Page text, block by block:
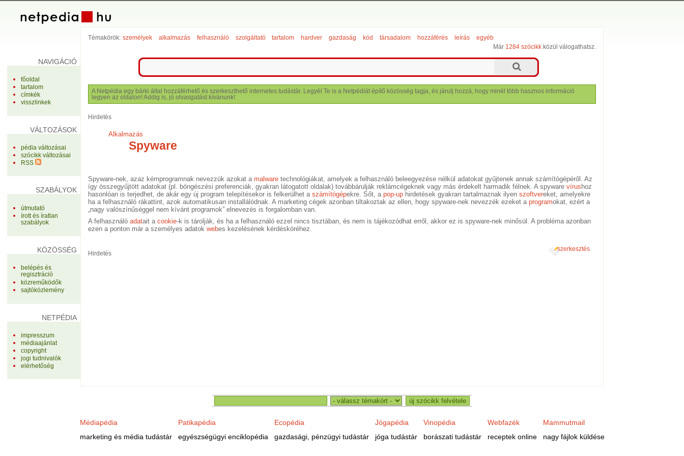
NAVIGÁCIÓ
főoldal
tartalom
címkék
visszlinkek
VÁLTOZÁSOK
pédia változásai
szócikk változásai
RSS
SZABÁLYOK
útmutató
írott és íratlan
szabályok
KÖZÖSSÉG
belépés és
regisztráció
közreműködők
sajtóközlemény
NETPÉDIA
impresszum
médiaajánlat
copyright
jogi tudnivalók
elérhetőség
Témakörök: személyek alkalmazás felhasználó szolgáltató tartalom hardver gazdaság kód társadalom hozzáférés leírás
egyéb
Már 1284 szócikkközül válogathatsz.
A Netpédia egy bárki által hozzáférhető és szerkeszthető internetes tudástár. Legyél Te is a Netpédiát építő közösség tagja, és járulj hozzá, hogy minél több hasznos információ
legyen az oldalon! Addig is, jó olvasgatást kívánunk!
Hirdetés
Alkalmazás
Spyware
Spyware-nek, azaz kémprogramnak nevezzük azokat amalware technológiákat, amelyek a felhasználó beleegyezése nélkül adatokat gyűjtenek annak számítógépéről. Az
így összegyűjtött adatokat (pl. böngészési preferenciák, gyakran látogatott oldalak) továbbárulják reklámcégeknek vagy más érdekelt harmadik félnek. A spywarevírushoz
hasonlóan is terjedhet, de akár egy új program telepítésekor is felkerülhet aszámítógépekre. Sőt, apop-up hirdetések gyakran tartalmaznak ilyenszoftvereket, amelyekre
ha a felhasználó rákattint, azok automatikusan installálódnak. A marketing cégek azonban tiltakoztak az ellen, hogy spyware-nek nevezzék ezeket aprogramokat, ezért a
„nagy valószínűséggel nem kívánt programok” elnevezés is forgalomban van.
A felhasználóadatait acookie-k is tárolják, és ha a felhasználó ezzel nincs tisztában, és nem is tájékozódhat erről, akkor ez is spyware-nek minősül. A probléma azonban
ezen a ponton már a személyes adatokwebes kezelésének kérdésköréhez.
szerkesztés
Hirdetés
Médiapédia Patikapédia Ecopédia Jógapédia Vinopédia Webfazék
Mammutmail
marketing és média tudástár
egyészségügyi enciklopédia gazdasági, pénzügyi tudástár jóga tudástár borászati tudástár receptek online nagy fájlok küldése